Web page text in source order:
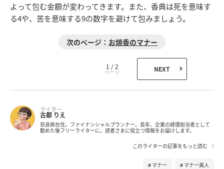
よって包む金額が変わってきます。また、香典は死を意味す
る4や、苦を意味する9の数字を避けて包みましょう。
お焼香のマナー
1 / 2 NEXT
ライター
古都 りえ
奈良県在住。ファイナンシャルプランナー。長年、企業の経理担当者として
勤めた後フリーライターに。読者さまに役立つ情報をお届けします。
このライターの記事をもっと読む
マナー マナー美人